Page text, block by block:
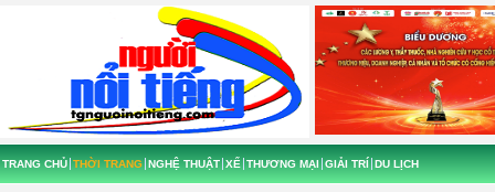
TRANG CHỦ THỜI TRANG NGHỆ THUẬT XẾ THƯƠNG MẠI GIẢI TRÍ DU LỊCH